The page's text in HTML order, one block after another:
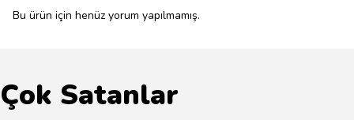
Bu ürün için henüz yorum yapılmamış.
Çok Satanlar